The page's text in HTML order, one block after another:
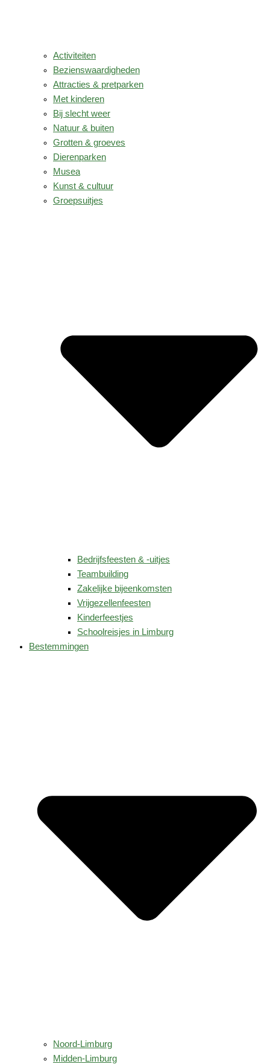
Activiteiten
Bezienswaardigheden
Attracties & pretparken
Met kinderen
Bij slecht weer
Natuur & buiten
Grotten & groeves
Dierenparken
Musea
Kunst & cultuur
Groepsuitjes
Bedrijfsfeesten & -uitjes
Teambuilding
Zakelijke bijeenkomsten
Vrijgezellenfeesten
Kinderfeestjes
Schoolreisjes in Limburg
Bestemmingen
Noord-Limburg
Midden-Limburg